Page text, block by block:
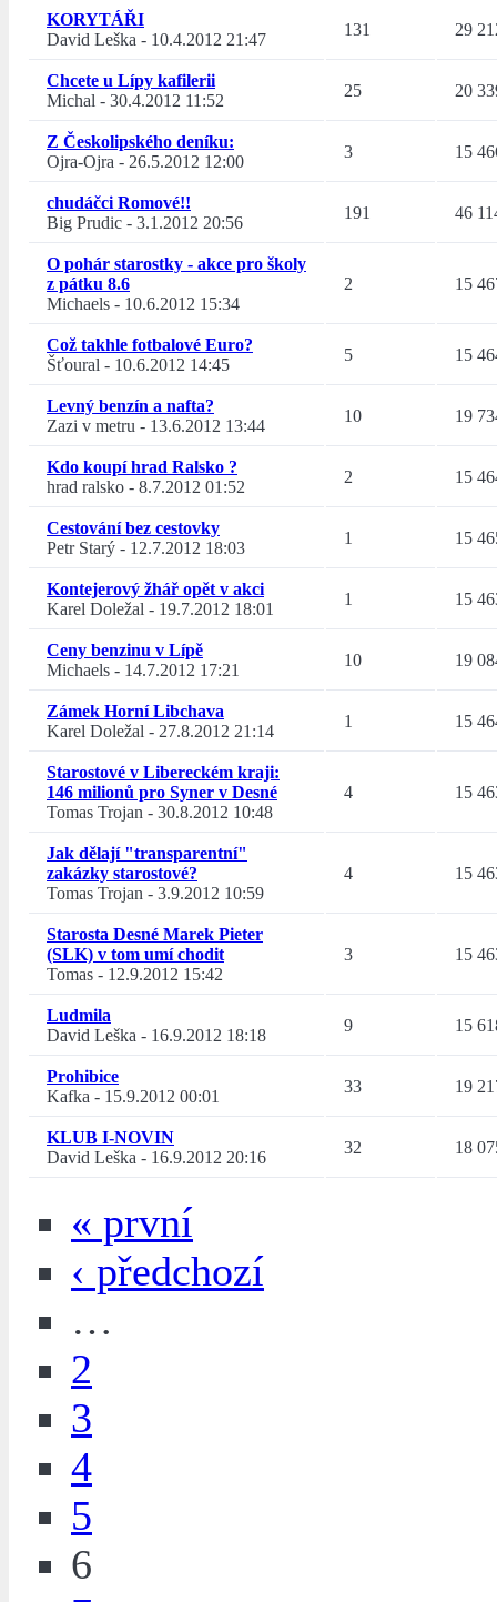
KORYTÁŘI
David Leška - 10.4.2012 21:47
131 29
Chcete u Lípy kafilerii
Michal - 30.4.2012 11:52
25 20
Z Českolipského deníku:
Ojra-Ojra - 26.5.2012 12:00
3 15
chudáčci Romové!!
Big Prudic - 3.1.2012 20:56
191 46
O pohár starostky - akce pro školy
z pátku 8.6
Michaels - 10.6.2012 15:34
2 15
Což takhle fotbalové Euro?
Šťoural - 10.6.2012 14:45
5 15
Levný benzín a nafta?
Zazi v metru - 13.6.2012 13:44
10 19
Kdo koupí hrad Ralsko ?
hrad ralsko - 8.7.2012 01:52
2 15
Cestování bez cestovky
Petr Starý - 12.7.2012 18:03
1 15
Kontejerový žhář opět v akci
Karel Doležal - 19.7.2012 18:01
1 15
Ceny benzinu v Lípě
Michaels - 14.7.2012 17:21
10 19
Zámek Horní Libchava
Karel Doležal - 27.8.2012 21:14
1 15
Starostové v Libereckém kraji:
146 milionů pro Syner v Desné
Tomas Trojan - 30.8.2012 10:48
4 15
Jak dělají "transparentní"
zakázky starostové?
Tomas Trojan - 3.9.2012 10:59
4 15
Starosta Desné Marek Pieter
(SLK) v tom umí chodit
Tomas - 12.9.2012 15:42
3 15
Ludmila
David Leška - 16.9.2012 18:18
9 15
Prohibice
Kafka - 15.9.2012 00:01
33 19
KLUB I-NOVIN
David Leška - 16.9.2012 20:16
32 18
« první
‹ předchozí
…
2
3
4
5
6